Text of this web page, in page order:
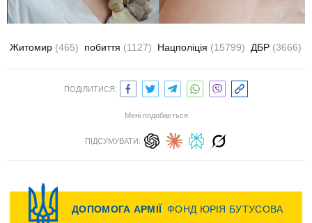
Житомир (465) побиття (1127) Нацполіція (15799) ДБР (3666)
ПОДІЛИТИСЯ:
Мені подобається
ПІДСУМУВАТИ: